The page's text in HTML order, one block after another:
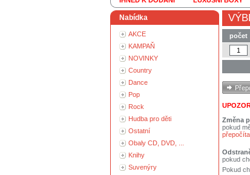
Nabídka
AKCE
KAMPAŇ
NOVINKY
Country
Dance
Pop
Rock
Hudba pro děti
Ostatní
Obaly CD, DVD, ...
Knihy
Suvenýry
počet
Změna
pokud
pokud
Pokud